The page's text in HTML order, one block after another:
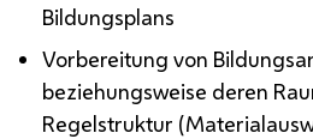
Bildungsplans
Vorbereitung von
beziehungsweise deren
Regelstruktur